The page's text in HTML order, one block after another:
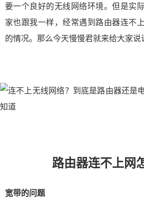
要一个良好的无线网络环境。但是实
家也跟我一样，经常遇到路由器连不
的情况。那么今天慢慢君就来给大家说
路由器连不上网
宽带的问题